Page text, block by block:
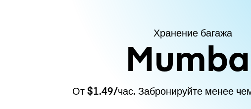
Хранение багажа
От $1.49/час. Забронируйте менее